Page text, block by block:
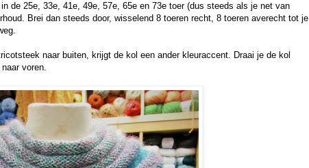
de 25e, 33e, 41e, 49e, 57e, 65e en 73e toer (dus steeds als je net van
Brei dan steeds door, wisselend 8 toeren recht, 8 toeren averecht tot je
naar buiten, krijgt de kol een ander kleuraccent. Draai je de kol
voren.